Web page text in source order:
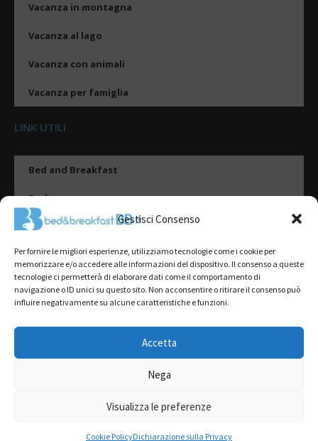
Gestisci Consenso
Per fornire le migliori esperienze, utilizziamo tecnologie come i cookie per
memorizzare e/o accedere alle informazioni del dispositivo. Il consenso a queste
tecnologie ci permetterà di elaborare dati come il comportamento di
navigazione o ID unici su questo sito. Non acconsentire o ritirare il consenso può
influire negativamente su alcune caratteristiche e funzioni.
Accetta
Nega
Visualizza le preferenze
Cookie PolicyDichiarazione sulla Privacy
Vacanza in montagna
Vacanza al lago
Vacanza con animali
Vacanza per famiglia
LINK UTILI
Bed and Breakfast
Esplora
Tipologie di alloggio
Destinazioni
Il mio account
2022@ All Rights Reserved | Tutti i contenuti ed i diritti sono riservati, è
L’accesso o l’utilizzo di questo sito è subordinato all’accettazione dei